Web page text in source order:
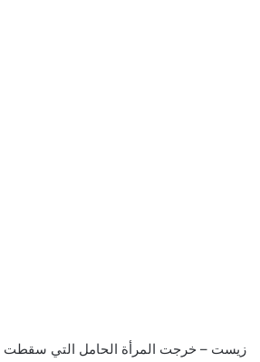
زيست – خرجت المرأة الحامل التي سقطت